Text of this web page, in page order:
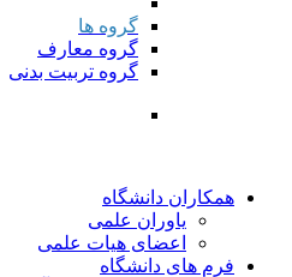
گروه ها
گروه معارف
گروه تربیت بدنی
همکاران دانشگاه
یاوران علمی
اعضای هیات علمی
فرم های دانشگاه